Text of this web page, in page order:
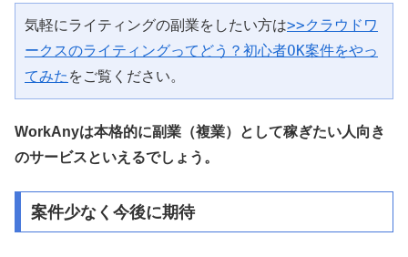
気軽にライティングの副業をしたい方は>>クラウドワ
ークスのライティングってどう？初心者OK案件をやっ
てみた をご覧ください。
WorkAnyは本格的に副業（複業）として稼ぎたい人向き
のサービスといえるでしょう。
案件少なく今後に期待